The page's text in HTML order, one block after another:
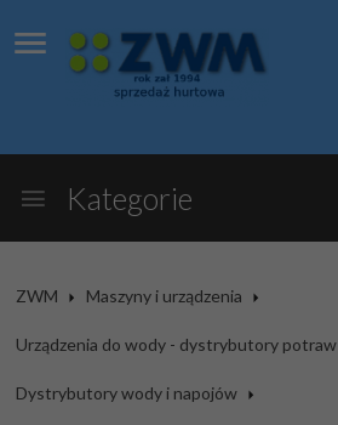
Kategorie
ZWM Maszyny i urządzenia
Urządzenia do wody - dystrybutory potraw
Dystrybutory wody i napojów